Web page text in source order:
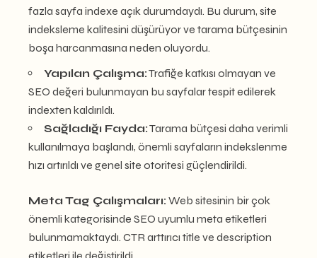
fazla sayfa indexe açık durumdaydı. Bu durum, site
indeksleme kalitesini düşürüyor ve tarama bütçesinin
boşa harcanmasına neden oluyordu.
Yapılan Çalışma:Trafiğe katkısı olmayan ve
SEO değeri bulunmayan bu sayfalar tespit edilerek
indexten kaldırıldı.
Sağladığı Fayda:Tarama bütçesi daha verimli
kullanılmaya başlandı, önemli sayfaların indekslenme
hızı artırıldı ve genel site otoritesi güçlendirildi.
Meta Tag Çalışmaları: Web sitesinin bir çok
önemli kategorisinde SEO uyumlu meta etiketleri
bulunmamaktaydı. CTR arttırıcı title ve description